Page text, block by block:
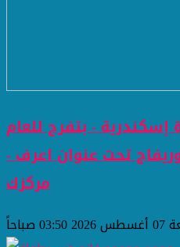
إسكندرية - بتفرح للعام
تحت عنوان اعرف -
مركزك
صباحاً